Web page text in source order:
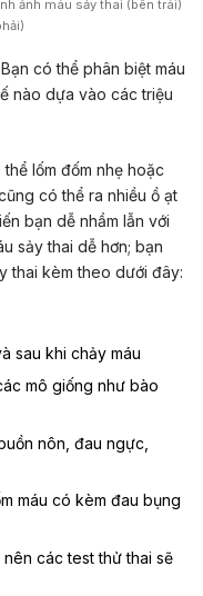
ảnh máu sảy thai (bên trái)
có thể phân biệt máu
nào dựa vào các triệu
lốm đốm nhẹ hoặc
có thể ra nhiều ồ ạt
bạn dễ nhầm lẫn với
sảy thai dễ hơn; bạn
thai kèm theo dưới đây:
sau khi chảy máu
mô giống như bào
nôn, đau ngực,
máu có kèm đau bụng
các test thử thai sẽ